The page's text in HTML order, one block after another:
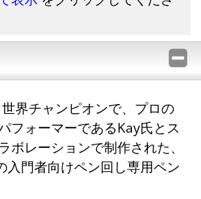
界チャンピオンで、プロの
フォーマーであるKay氏とス
ボレーションで制作された、
入門者向けペン回し専用ペン